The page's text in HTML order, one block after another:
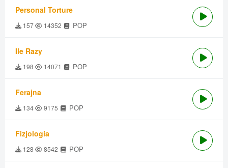
Personal Torture
157 14352 POP
Ile Razy
198 14071 POP
Ferajna
134 9175 POP
Fizjologia
128 8542 POP